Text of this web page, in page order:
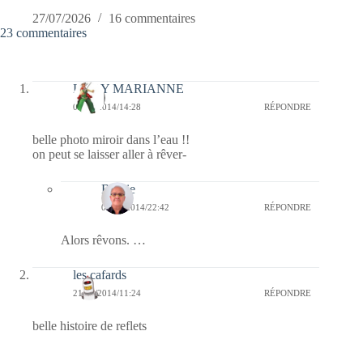
27/07/2026
16 commentaires
23 commentaires
LADY MARIANNE
06/08/2014/14:28 RÉPONDRE
belle photo miroir dans l’eau !!
on peut se laisser aller à rêver-
Bernie
06/08/2014/22:42 RÉPONDRE
Alors rêvons. …
les cafards
21/06/2014/11:24 RÉPONDRE
belle histoire de reflets